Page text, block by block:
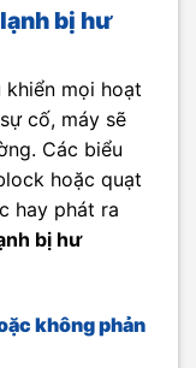
bị hư
mọi hoạt
cố, máy sẽ
Các biểu
hoặc quạt
hay phát ra
bị hư
không phản